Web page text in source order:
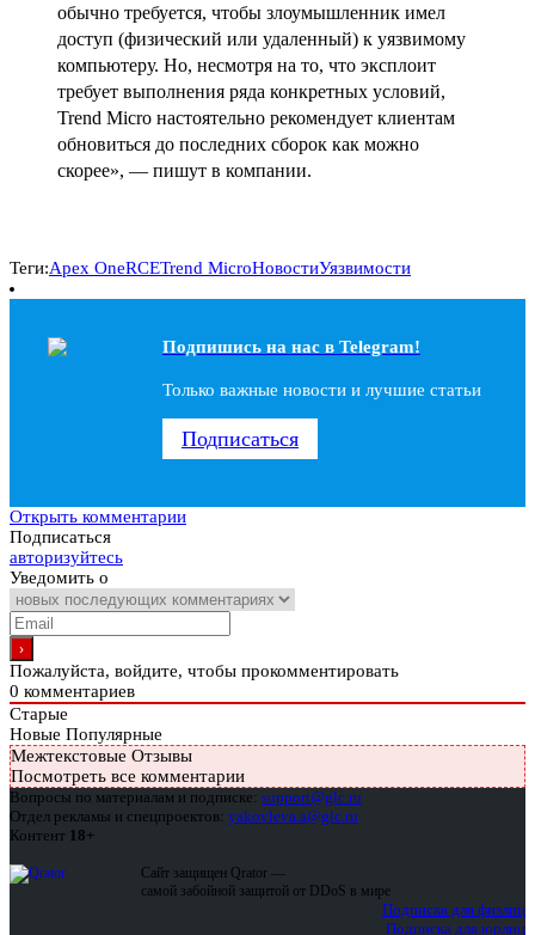
обычно требуется, чтобы злоумышленник имел
доступ (физический или удаленный) к уязвимому
компьютеру. Но, несмотря на то, что эксплоит
требует выполнения ряда конкретных условий,
Trend Micro настоятельно рекомендует клиентам
обновиться до последних сборок как можно
скорее», — пишут в компании.
Теги:Apex OneRCETrend MicroНовостиУязвимости
Подпишись на наc в Telegram!
Только важные новости и лучшие статьи
Подписаться
Открыть комментарии
Подписаться
авторизуйтесь
Уведомить о
Пожалуйста, войдите, чтобы прокомментировать
0 комментариев
Старые
Новые Популярные
Межтекстовые Отзывы
Посмотреть все комментарии
Вопросы по материалам и подписке: support@glc.ru
Отдел рекламы и спецпроектов: yakovleva.a@glc.ru
Контент 18+
Сайт защищен Qrator —
самой забойной защитой от DDoS в мире
Подписка для физлиц
Подписка для юрлиц